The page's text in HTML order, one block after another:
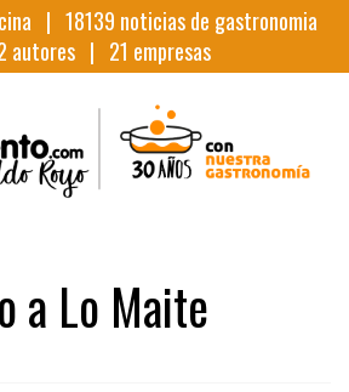
| 18139 noticias de gastronomia
autores | 21 empresas
a Lo Maite